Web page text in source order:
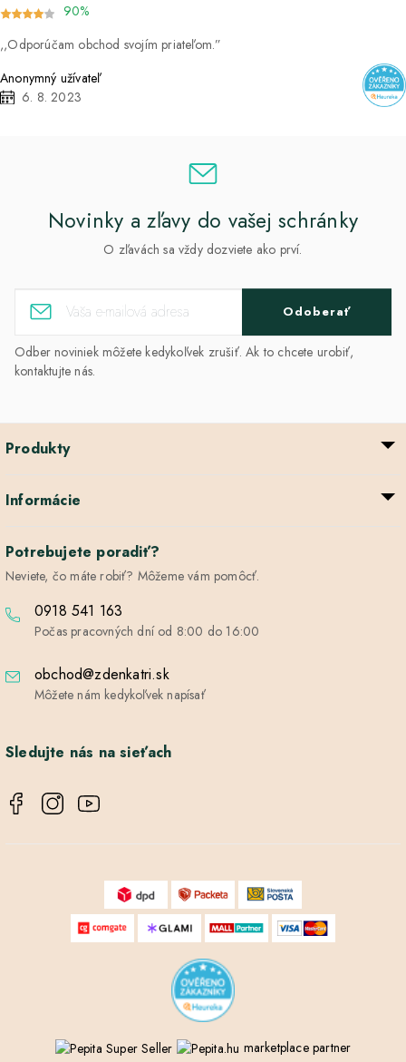
90%
Odporúčam obchod svojím priateľom.
Anonymný užívateľ
6. 8. 2023
Novinky a zľavy do vašej schránky
O zľavách sa vždy dozviete ako prví.
Odoberať
Odber noviniek môžete kedykoľvek zrušiť. Ak to chcete urobiť,
kontaktujte nás.
Produkty
Informácie
Potrebujete poradiť?
Neviete, čo máte robiť? Môžeme vám pomôcť.
0918 541 163
Počas pracovných dní od 8:00 do 16:00
obchod@zdenkatri.sk
Môžete nám kedykoľvek napísať
Sledujte nás na sieťach
marketplace partner